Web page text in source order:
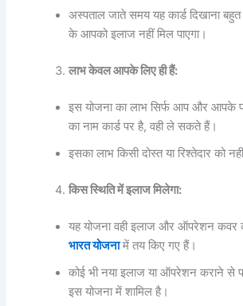
अस्पताल जाते समय यह कार्ड दिखाना बहुत
के आपको इलाज नहीं मिल पाएगा।
लाभ केवल आपके लिए ही हैं:
इस योजना का लाभ सिर्फ आप और आपके
का नाम कार्ड पर है, वही ले सकते हैं।
इसका लाभ किसी दोस्त या रिश्तेदार को
किस स्थिति में इलाज मिलेगा:
यह योजना वही इलाज और ऑपरेशन कवर
भारत योजना में तय किए गए हैं।
कोई भी नया इलाज या ऑपरेशन कराने से
इस योजना में शामिल है।